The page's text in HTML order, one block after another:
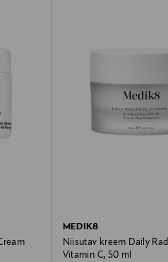
MEDIK8
Niisutav kreem Daily
Vitamin C, 50 ml